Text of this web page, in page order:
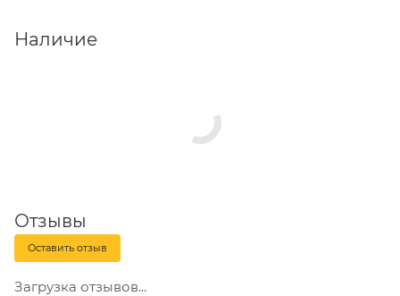
Наличие
Отзывы
Оставить отзыв
Загрузка отзывов...